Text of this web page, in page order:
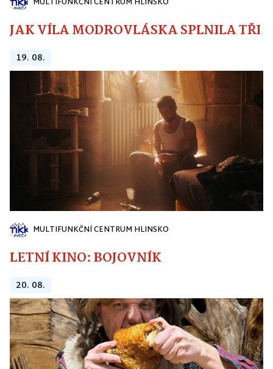
JAK VÍLA MODROVLÁSKA SPLNILA
19. 08.
MULTIFUNKČNÍ CENTRUM HLINSKO
LETNÍ KINO: BOJOVNÍK
20. 08.